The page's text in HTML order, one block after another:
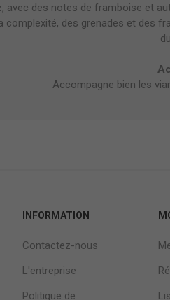
avec des notes de framboise et
complexité, des grenades et des
Accompagne bien les
INFORMATION
Contactez-nous
L'entreprise
Politique de